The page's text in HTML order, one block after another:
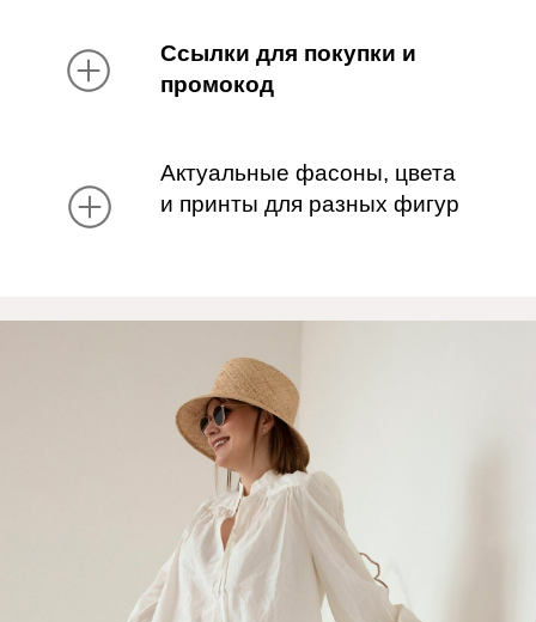
Ссылки для покупки и
промокод
Актуальные фасоны, цвета
и принты для разных фигур